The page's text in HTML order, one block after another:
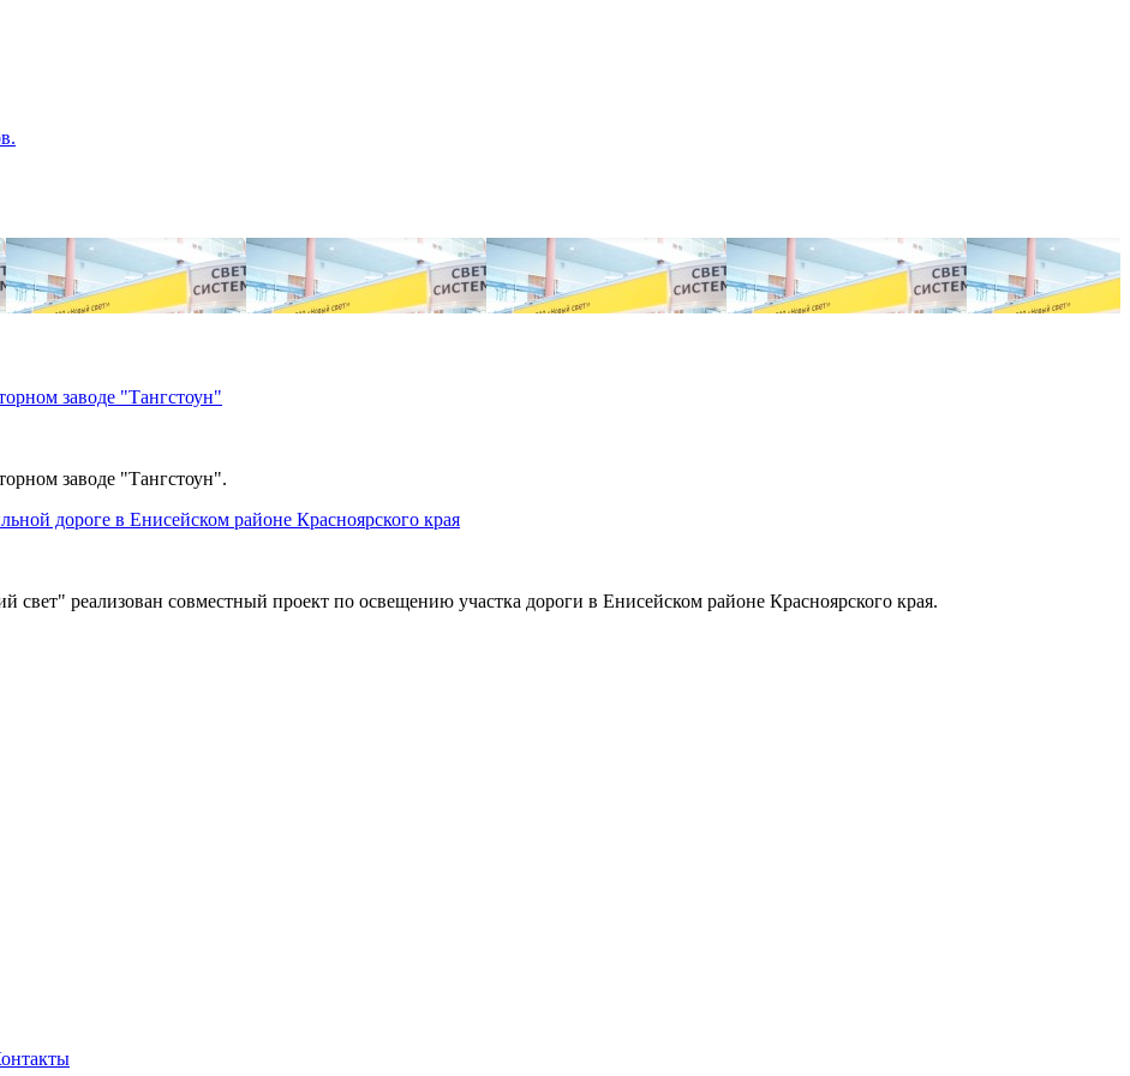
заводе "Тангстоун"
заводе "Тангстоун".
дороге в Енисейском районе Красноярского края
реализован совместный проект по освещению участка дороги в Енисейском районе Красноярского края.